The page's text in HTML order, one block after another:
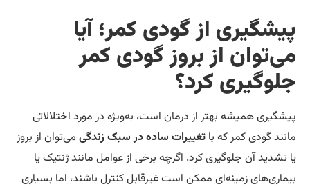
از گودی کمر؛ آیا‌
از بروز گودی کمر
کرد؟
همیشه بهتر از درمان است، به‌ویژه در مورد اختلالاتی
گودی کمر که باتغییرات ساده در سبک زندگیمی‌توان از بروز
تشدید آن جلوگیری کرد. اگرچه برخی از عوامل مانند ژنتیک یا
زمینه‌ای ممکن است غیرقابل کنترل باشند، اما بسیاری